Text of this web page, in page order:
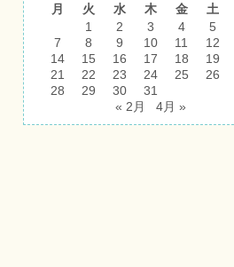
月
火 水 木 金 土
1
2 3 4 5
7
8 9 10 11 12
14
15 16 17 18 19
21
22 23 24 25 26
28
29 30
31
« 2月
4月 »